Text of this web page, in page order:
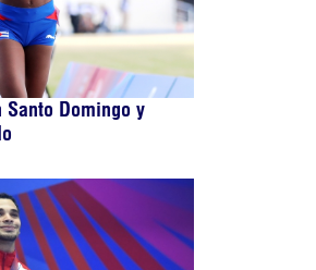
Domingo y